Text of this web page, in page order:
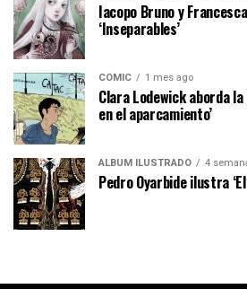
Iacopo Bruno y
‘Inseparables’
CÓMIC 1 mes ago
Clara Lodewick aborda
en el aparcamiento’
ÁLBUM ILUSTRADO 4
Pedro Oyarbide ilustra